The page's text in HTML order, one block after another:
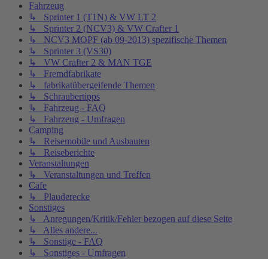
Fahrzeug
↳ Sprinter 1 (T1N) & VW LT 2
↳ Sprinter 2 (NCV3) & VW Crafter 1
↳ NCV3 MOPF (ab 09-2013) spezifische Themen
↳ Sprinter 3 (VS30)
↳ VW Crafter 2 & MAN TGE
↳ Fremdfabrikate
↳ fabrikatübergeifende Themen
↳ Schraubertipps
↳ Fahrzeug - FAQ
↳ Fahrzeug - Umfragen
Camping
↳ Reisemobile und Ausbauten
↳ Reiseberichte
Veranstaltungen
↳ Veranstaltungen und Treffen
Cafe
↳ Plauderecke
Sonstiges
↳ Anregungen/Kritik/Fehler bezogen auf diese Seite
↳ Alles andere...
↳ Sonstige - FAQ
↳ Sonstiges - Umfragen